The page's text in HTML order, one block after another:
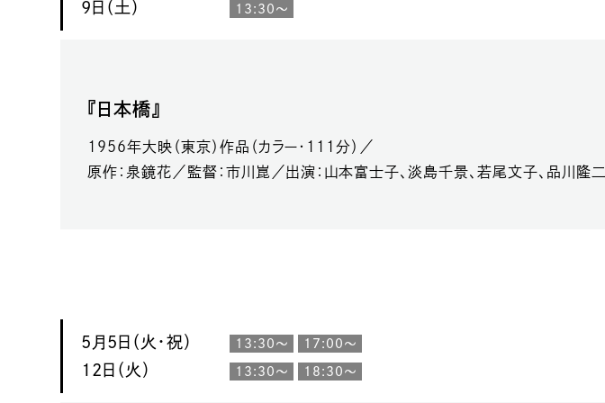
9日（土） 13:30～
『日本橋』
1956年大映（東京）作品（カラー・111分）／
原作：泉鏡花／監督：市川崑／出演：山本富士子、淡島千景、若尾文子、品川隆二
5月5日（火・祝） 13:30～ 17:00～
12日（火） 13:30～ 18:30～